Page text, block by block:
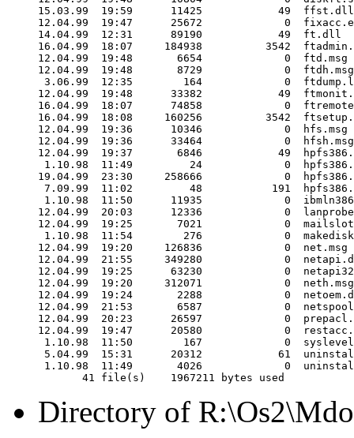
15.03.99  19:59      11425            49  ffst.dll
12.04.99  19:47      25672             0
14.04.99  12:31      89190            49  ft.dll
16.04.99  18:07     184938          3542
12.04.99  19:48       6654             0  ftd.msg
12.04.99  19:48       8729             0  ftdh.msg
3.06.99  12:35        164             0
12.04.99  19:48      33382            49
16.04.99  18:07      74858             0
16.04.99  18:08     160256          3542
12.04.99  19:36      10346             0  hfs.msg
12.04.99  19:36      33464             0  hfsh.msg
12.04.99  19:37       6846            49
1.10.98  11:49         24             0
19.04.99  23:30     258666             0
7.09.99  11:02         48           191
1.10.98  11:50      11935             0
12.04.99  20:03      12336             0
12.04.99  19:25       7021             0
1.10.98  11:54        276             0
12.04.99  19:20     126836             0  net.msg
12.04.99  21:55     349280             0
12.04.99  19:25      63230             0
12.04.99  19:20     312071             0  neth.msg
12.04.99  19:24       2288             0
12.04.99  21:53       6587             0
12.04.99  20:23      26597             0
12.04.99  19:47      20580             0
1.10.98  11:50        167             0
5.04.99  15:31      20312            61
1.10.98  11:49       4026             0
Directory of